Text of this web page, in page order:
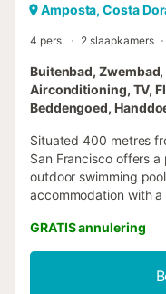
Amposta, Costa
4 pers. 2 slaapkamers
Buitenbad,
Airconditioning, TV,
Beddengoed,
Situated 400 metres
San Francisco offers
outdoor swimming
accommodation with
GRATIS annulering